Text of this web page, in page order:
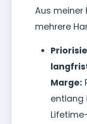
Aus meiner
mehrere
Marge:
entlang